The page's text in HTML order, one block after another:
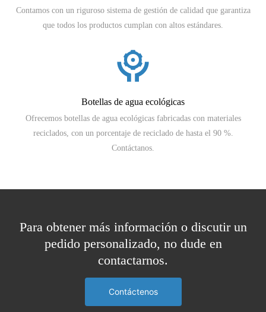
Contamos con un riguroso sistema de gestión de calidad que garantiza
que todos los productos cumplan con altos estándares.
Botellas de agua ecológicas
Ofrecemos botellas de agua ecológicas fabricadas con materiales
reciclados, con un porcentaje de reciclado de hasta el 90 %.
Contáctanos.
Para obtener más información o discutir un
pedido personalizado, no dude en
contactarnos.
Contáctenos